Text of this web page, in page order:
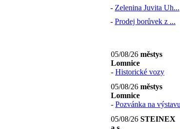
- Zelenina Juvita Uh...
- Prodej borůvek z ...
05/08/26 městys
Lomnice
- Historické vozy
05/08/26 městys
Lomnice
- Pozvánka na
05/08/26 STEINEX